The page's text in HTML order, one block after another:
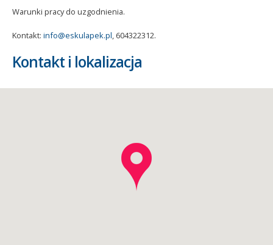
Warunki pracy do uzgodnienia.
Kontakt: info@eskulapek.pl, 604322312.
Kontakt i lokalizacja